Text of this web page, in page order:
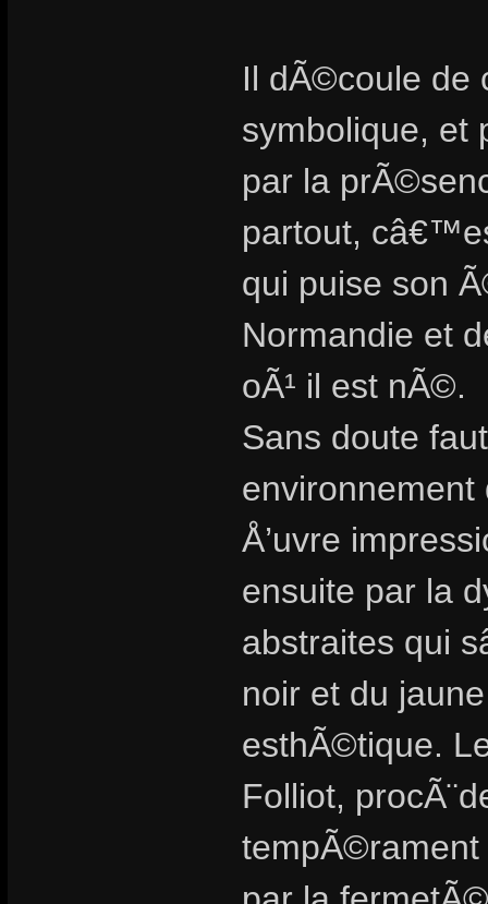
Il dÃ©coule de
symbolique, et
par la
partout,
qui puise son
Normandie et
oÃ¹ il est nÃ©.
Sans doute
Å’uvre
ensuite par la
abstraites qui
noir et du
esthÃ©tique.
Folliot,